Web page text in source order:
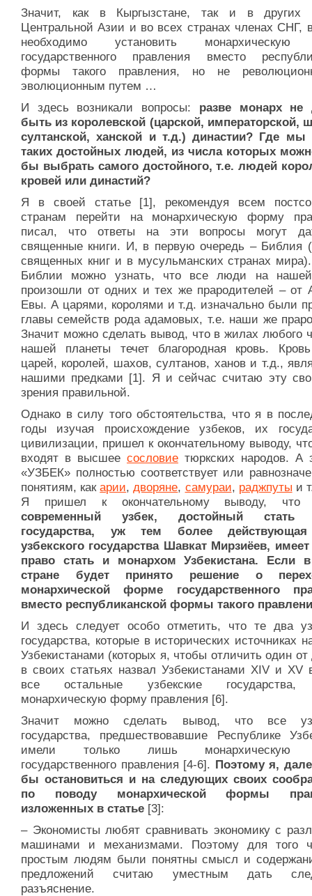
Значит, как в Кыргызстане, так и в других
Центральной Азии и во всех странах членах СНГ,
необходимо установить монархическую
государственного правления вместо
формы такого правления, но не
эволюционным путем …
И здесь возникали вопросы: разве монарх не
быть из королевской (царской, императорской,
султанской, ханской и т.д.) династии? Где мы
таких достойных людей, из числа которых
бы выбрать самого достойного, т.е. людей
кровей или династий?
Я в своей статье
[1], рекомендуя всем
странам перейти на монархическую форму
писал, что ответы на эти вопросы могут
священные книги. И, в первую очередь – Библия
священных книг и в мусульманских странах
Библии можно узнать, что все люди на
произошли от одних и тех же прародителей – от
Евы. А царями, королями и т.д. изначально были
главы семейств рода адамовых, т.е. наши же
Значит можно сделать вывод, что в жилах любого
нашей планеты течет благородная кровь.
царей, королей, шахов, султанов, ханов и т.д.,
нашими предками [1]. Я и сейчас считаю эту
зрения правильной.
Однако в силу того обстоятельства, что я в
годы изучая происхождение узбеков, их
цивилизации, пришел к окончательному выводу,
входят в высшее сословие тюркских народов. А
«УЗБЕК» полностью соответствует или
понятиям, какарии,дворяне, самураи, раджпуты и
Я пришел к окончательному выводу,
современный узбек, достойный стать
государства, уж тем более
узбекского государства Шавкат Мирзиёев,
право стать и монархом Узбекистана. Если
стране будет принято решение о
монархической форме государственного
вместо республиканской формы такого
И здесь следует особо отметить, что те два
государства, которые в исторических источниках
Узбекистанами (которых я, чтобы отличить один от
в своих статьях назвал Узбекистанами XIV и XV
все остальные узбекские государства,
монархическую форму правления [6].
Значит можно сделать вывод, что все
государства, предшествовавшие Республике
имели только лишь монархическую
государственного правления [4-6]. Поэтому я,
бы остановиться и на следующих своих
по поводу монархической формы
изложенных в статье [3]:
– Экономисты любят сравнивать экономику с
машинами и механизмами. Поэтому для того
простым людям были понятны смысл и
предложений считаю уместным дать
разъяснение.